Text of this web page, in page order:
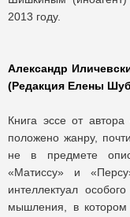
2013 году.
Александр
(Редакция Елены
Книга эссе от
положено жанру,
не в предмете
«Матиссу» и
интеллектуал
мышления, в котором